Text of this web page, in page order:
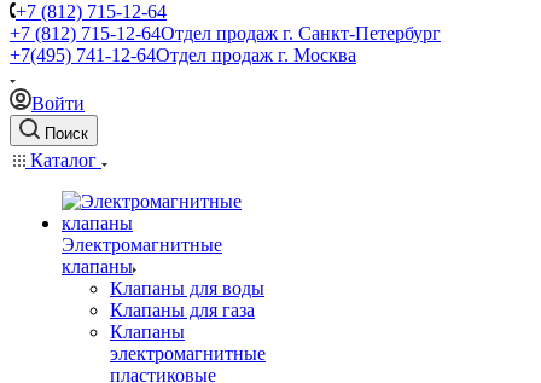
+7 (812) 715-12-64
+7 (812) 715-12-64Отдел продаж г. Санкт-Петербург
+7(495) 741-12-64Отдел продаж г. Москва
Войти
Поиск
Каталог
Электромагнитные
клапаны
Клапаны для воды
Клапаны для газа
Клапаны
электромагнитные
пластиковые